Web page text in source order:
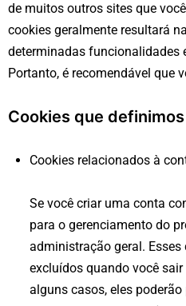
de muitos outros sites que
cookies geralmente resultará
determinadas funcionalidades
Portanto, é recomendável que
Cookies que definimos
Cookies relacionados à
Se você criar uma conta
para o gerenciamento do
administração geral.
excluídos quando você
alguns casos, eles